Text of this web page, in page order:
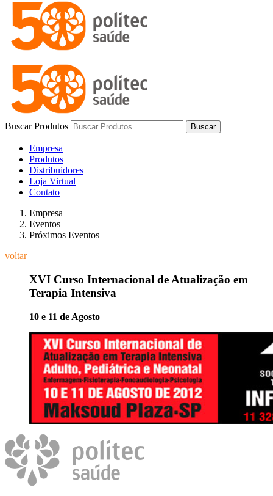
Buscar Produtos Buscar
Empresa
Produtos
Distribuidores
Loja Virtual
Contato
Empresa
Eventos
Próximos Eventos
voltar
XVI Curso Internacional de Atualização em
Terapia Intensiva
10 e 11 de Agosto